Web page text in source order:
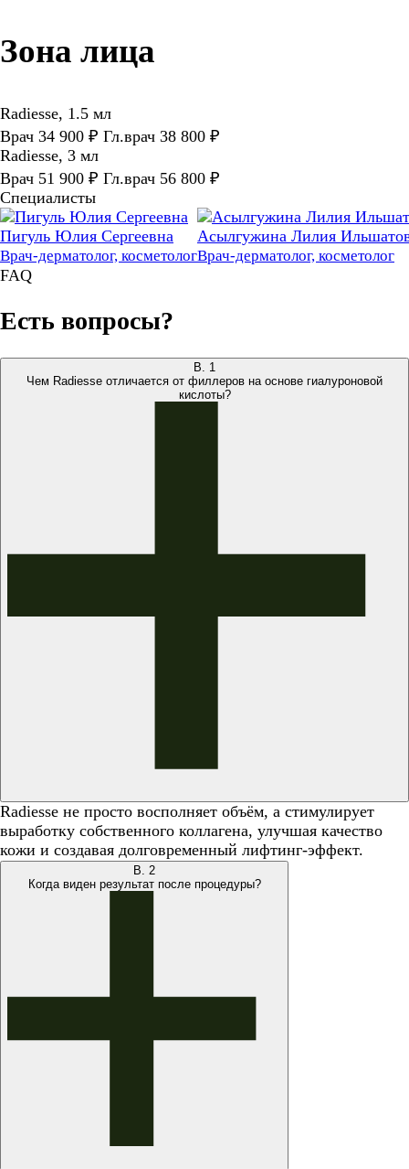
Зона лица
Radiesse, 1.5 мл
Врач 34 900 ₽ Гл.врач 38 800 ₽
Radiesse, 3 мл
Врач 51 900 ₽ Гл.врач 56 800 ₽
Специалисты
Пигуль Юлия Сергеевна
Врач-дерматолог, косметолог
Асылгужина Лилия
Врач-дерматолог, косметолог
FAQ
Есть вопросы?
В. 1
Чем Radiesse отличается от филлеров на основе гиалуроновой
кислоты?
Radiesse не просто восполняет объём, а стимулирует
выработку собственного коллагена, улучшая качество
кожи и создавая долговременный лифтинг-эффект.
В. 2
Когда виден результат после процедуры?